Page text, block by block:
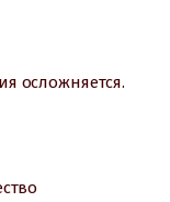
осложняется.